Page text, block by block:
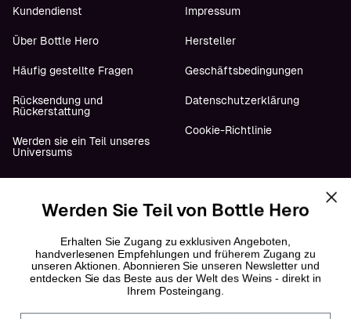
Kundendienst
Über Bottle Hero
Häufig gestellte Fragen
Rücksendung und
Rückerstattung
Werden sie ein Teil unseres
Universums
Impressum
Hersteller
Geschäftsbedingungen
Datenschutzerklärung
Cookie-Richtlinie
Folge uns
Instagram
Werden Sie Teil von Bottle Hero
Erhalten Sie Zugang zu exklusiven Angeboten,
handverlesenen Empfehlungen und früherem Zugang zu
unseren Aktionen. Abonnieren Sie unseren Newsletter und
entdecken Sie das Beste aus der Welt des Weins - direkt in
Ihrem Posteingang.
Fornavn